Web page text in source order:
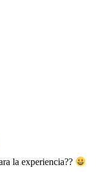
la experiencia??